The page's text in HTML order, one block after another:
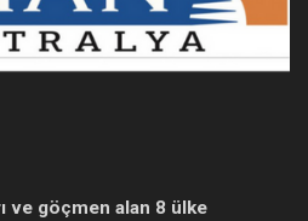
ve göçmen alan 8 ülke